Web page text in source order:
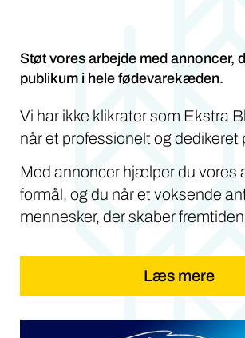
Støt vores arbejde med annoncer,
publikum i hele fødevarekæden.
Vi har ikke klikrater som Ekstra
når et professionelt og dedikeret
Med annoncer hjælper du vores
formål, og du når et voksende
mennesker, der skaber
Læs mere